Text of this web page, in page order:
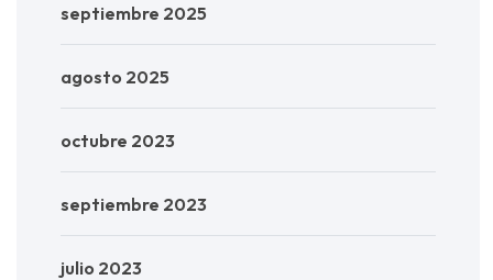
septiembre 2025
agosto 2025
octubre 2023
septiembre 2023
julio 2023